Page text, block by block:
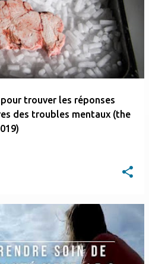
trouver les réponses
des troubles mentaux (the